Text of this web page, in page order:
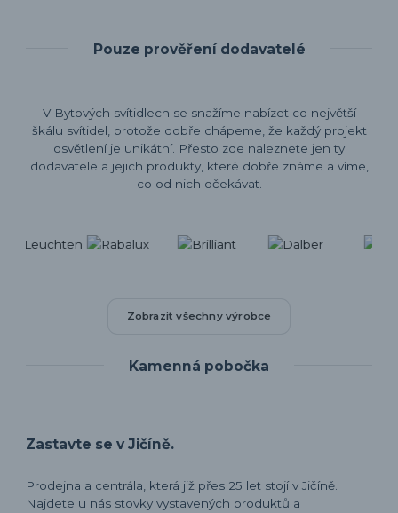
Pouze prověření dodavatelé
V Bytových svítidlech se snažíme nabízet co největší
škálu svítidel, protože dobře chápeme, že každý projekt
osvětlení je unikátní. Přesto zde naleznete jen ty
dodavatele a jejich produkty, které dobře známe a víme,
co od nich očekávat.
Zobrazit všechny výrobce
Kamenná pobočka
Zastavte se v Jičíně.
Prodejna a centrála, která již přes 25 let stojí v Jičíně.
Najdete u nás stovky vystavených produktů a